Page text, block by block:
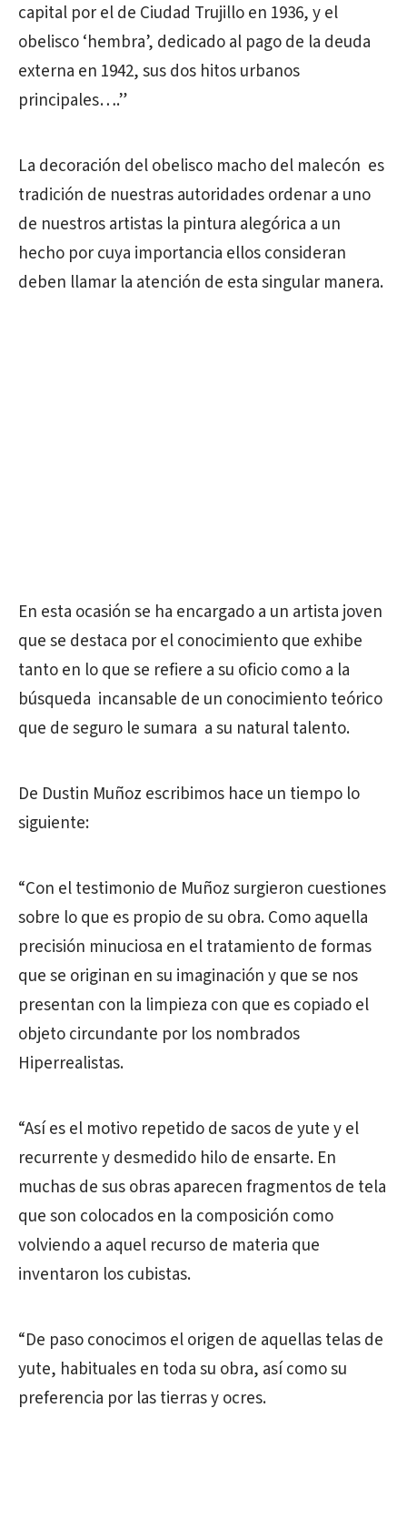
capital por el de Ciudad Trujillo en 1936, y el
obelisco ‘hembra’, dedicado al pago de la deuda
externa en 1942, sus dos hitos urbanos
principales….”
La decoración del obelisco macho del malecón es
tradición de nuestras autoridades ordenar a uno
de nuestros artistas la pintura alegórica a un
hecho por cuya importancia ellos consideran
deben llamar la atención de esta singular manera.
En esta ocasión se ha encargado a un artista joven
que se destaca por el conocimiento que exhibe
tanto en lo que se refiere a su oficio como a la
búsqueda incansable de un conocimiento teórico
que de seguro le sumara a su natural talento.
De Dustin Muñoz escribimos hace un tiempo lo
siguiente:
“Con el testimonio de Muñoz surgieron cuestiones
sobre lo que es propio de su obra. Como aquella
precisión minuciosa en el tratamiento de formas
que se originan en su imaginación y que se nos
presentan con la limpieza con que es copiado el
objeto circundante por los nombrados
Hiperrealistas.
“Así es el motivo repetido de sacos de yute y el
recurrente y desmedido hilo de ensarte. En
muchas de sus obras aparecen fragmentos de tela
que son colocados en la composición como
volviendo a aquel recurso de materia que
inventaron los cubistas.
“De paso conocimos el origen de aquellas telas de
yute, habituales en toda su obra, así como su
preferencia por las tierras y ocres.